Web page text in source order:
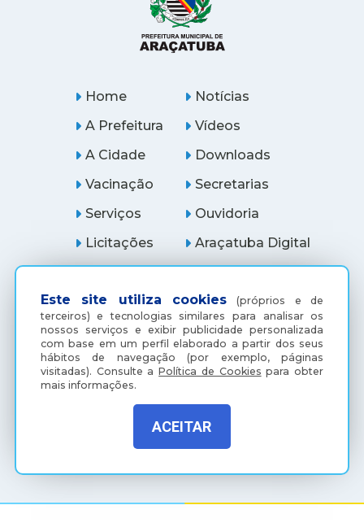
Este site utiliza cookies (próprios e de
terceiros) e tecnologias similares para analisar os
nossos serviços e exibir publicidade personalizada
com base em um perfil elaborado a partir dos seus
hábitos de navegação (por exemplo, páginas
visitadas). Consulte aPolítica de Cookies para obter
mais informações.
ACEITAR
Home
A Prefeitura
A Cidade
Notícias
Vídeos
Downloads
Vacinação
Serviços
Licitações
Secretarias
Ouvidoria
Araçatuba Digital
(18) 3607-6500